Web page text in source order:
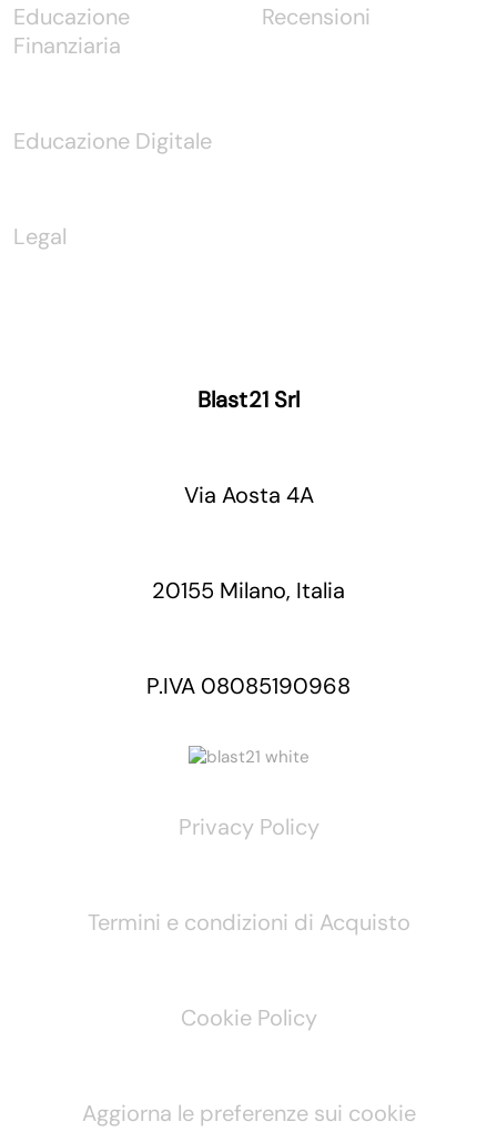
Educazione
Finanziaria
Educazione Digitale
Legal
Recensioni
Blast21 Srl
Via Aosta 4A
20155 Milano, Italia
P.IVA 08085190968
Privacy Policy
Termini e condizioni di Acquisto
Cookie Policy
Aggiorna le preferenze sui cookie